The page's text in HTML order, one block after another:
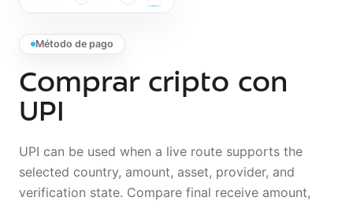
Método de pago
Comprar cripto con
UPI
UPI can be used when a live route supports the
selected country, amount, asset, provider, and
verification state. Compare final receive amount,